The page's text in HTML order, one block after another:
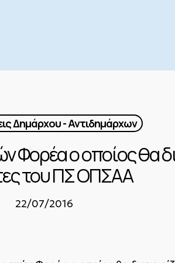
Δημάρχου - Αντιδημάρχων
Φορέα ο οποίος θα
του ΠΣ ΟΠΣΑΑ
22/07/2016